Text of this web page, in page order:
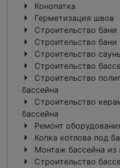
Конопатка
Герметизация швов
Строительство бани
Строительство
Строительство
Строительство
Строительство
бассейна
Строительство
бассейна
Ремонт
Копка котлова под
Монтаж бассейна
Строительство